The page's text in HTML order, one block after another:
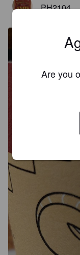
PH2104
Are you